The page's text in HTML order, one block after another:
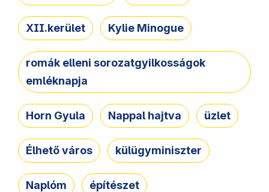
XII.kerület Kylie Minogue
romák elleni sorozatgyilkosságok
emléknapja
Horn Gyula Nappal hajtva üzlet
Élhető város külügyminiszter
Naplóm építészet